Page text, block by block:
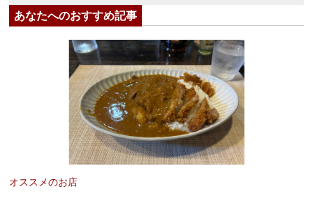
あなたへのおすすめ記事
オススメのお店